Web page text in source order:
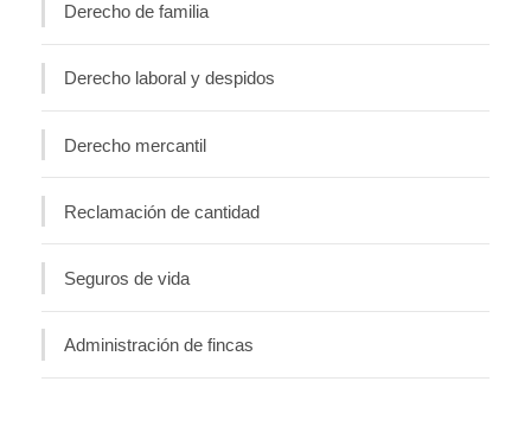
Derecho de familia
Derecho laboral y despidos
Derecho mercantil
Reclamación de cantidad
Seguros de vida
Administración de fincas